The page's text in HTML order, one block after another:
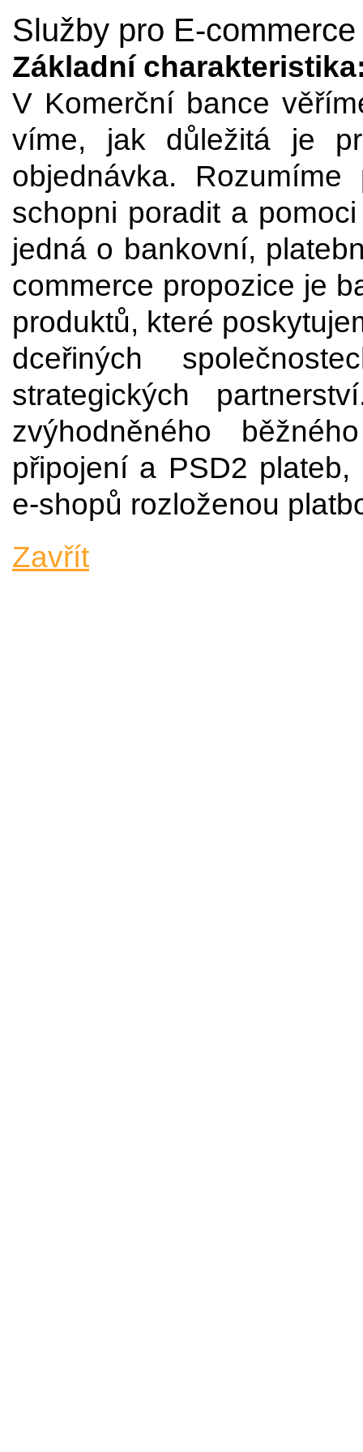
Služby pro E-commerce
Základní
V Komerční bance
víme, jak důležitá je
objednávka.
schopni poradit a
jedná o bankovní,
commerce propozice je
produktů, které
dceřiných
strategických
zvýhodněného
připojení a PSD2
e-shopů rozloženou
Zavřít